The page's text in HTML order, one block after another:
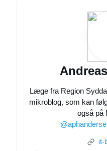
Læge fra Region
mikroblog, som kan
også på
it-